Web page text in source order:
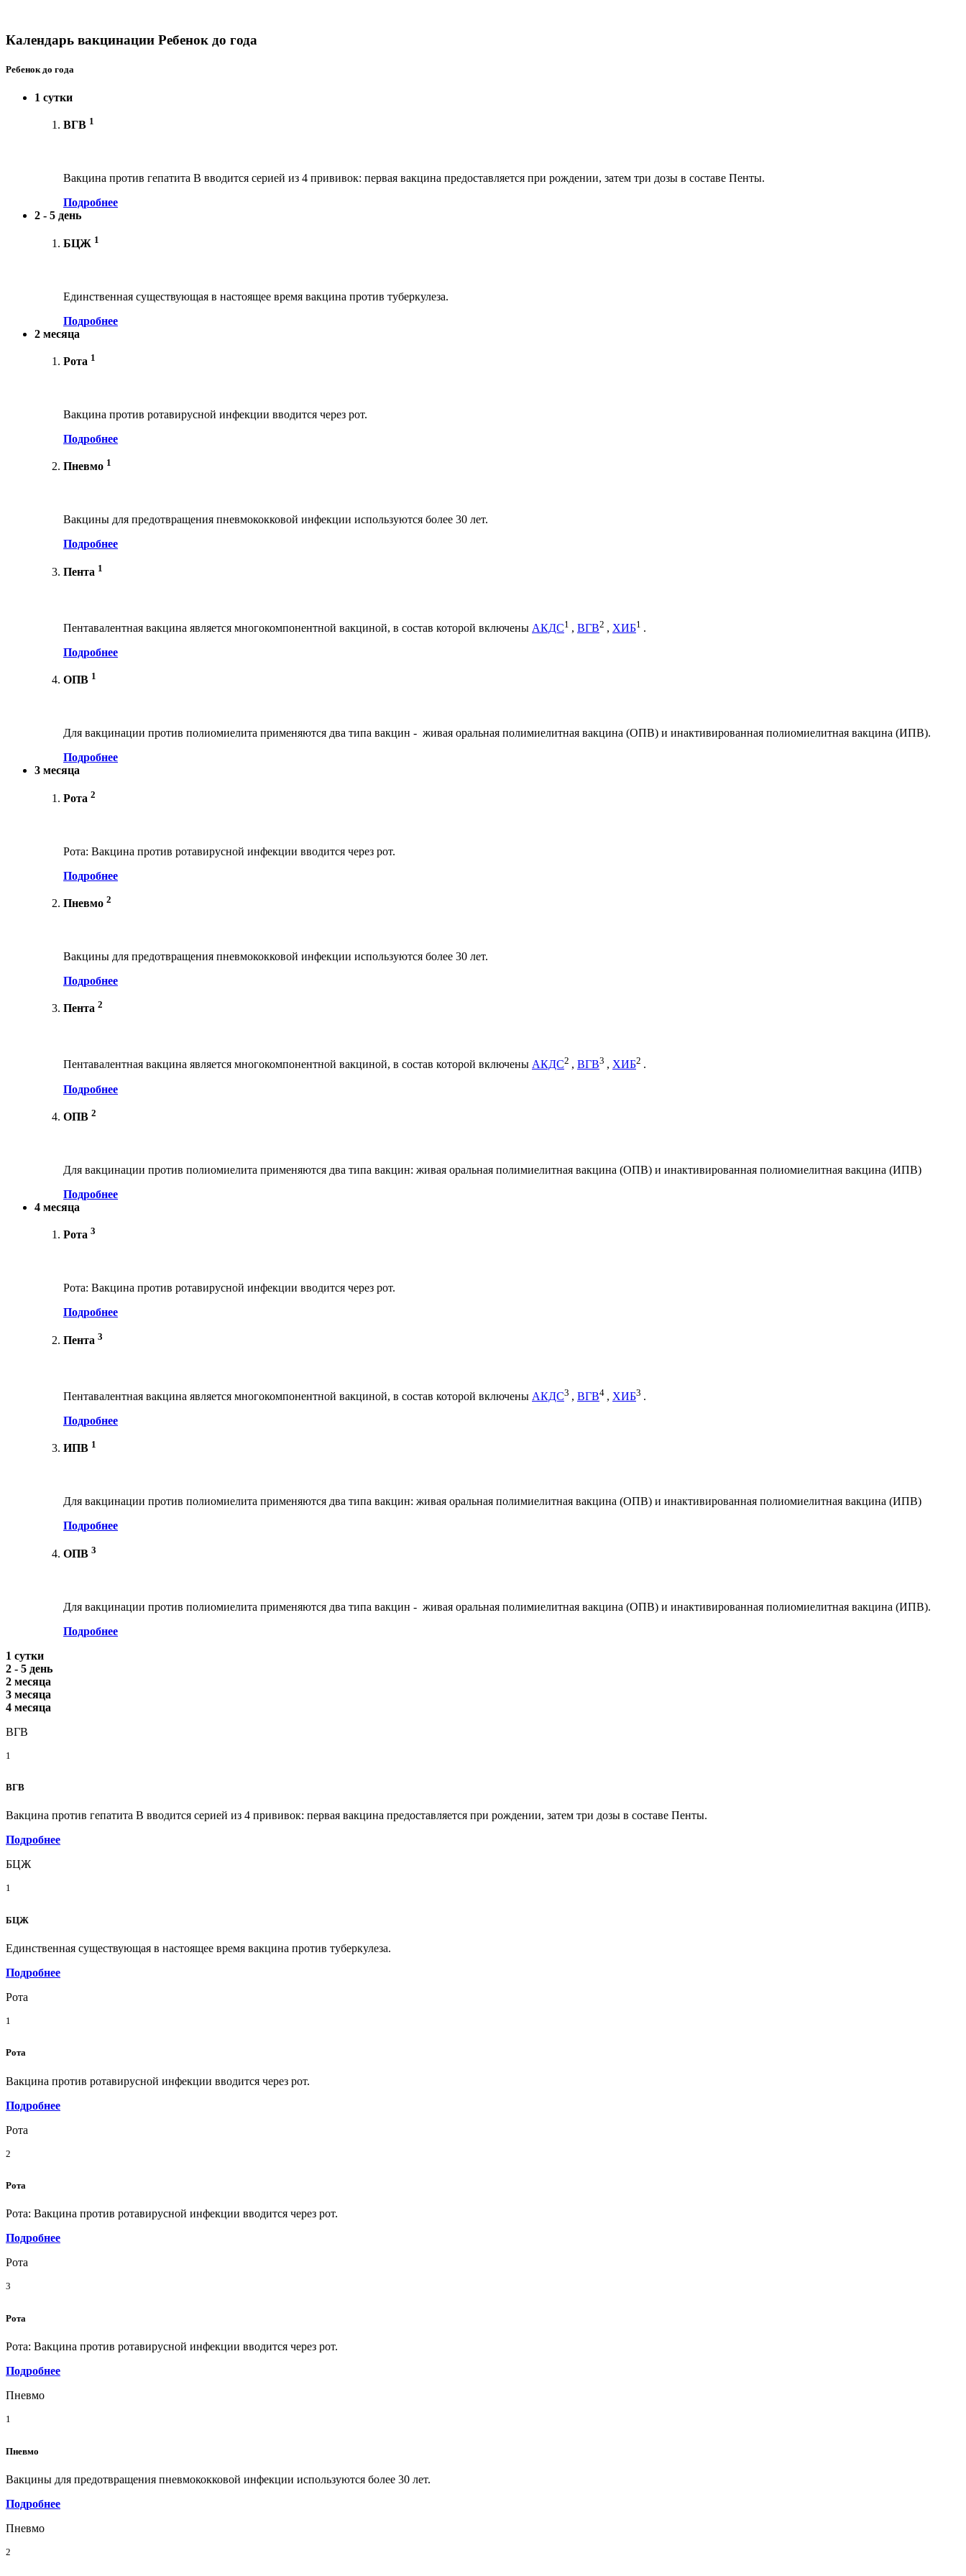
Календарь вакцинации Ребенок до года
Ребенок до года
1 сутки
ВГВ 1
Вакцина против гепатита В вводится серией из 4 прививок: первая вакцина предоставляется при рождении, затем три дозы в составе Пенты.
Подробнее
2 - 5 день
БЦЖ 1
Единственная существующая в настоящее время вакцина против туберкулеза.
Подробнее
2 месяца
Рота 1
Вакцина против ротавирусной инфекции вводится через рот.
Подробнее
Пневмо 1
Вакцины для предотвращения пневмококковой инфекции используются более 30 лет.
Подробнее
Пента 1
Пентавалентная вакцина является многокомпонентной вакциной, в состав которой включены АКДС1 , ВГВ2 , ХИБ1 .
Подробнее
ОПВ 1
Для вакцинации против полиомиелита применяются два типа вакцин - живая оральная полимиелитная вакцина (ОПВ) и инактивированная полиомиелитная вакцина (ИПВ).
Подробнее
3 месяца
Рота 2
Рота: Вакцина против ротавирусной инфекции вводится через рот.
Подробнее
Пневмо 2
Вакцины для предотвращения пневмококковой инфекции используются более 30 лет.
Подробнее
Пента 2
Пентавалентная вакцина является многокомпонентной вакциной, в состав которой включены АКДС2 , ВГВ3 , ХИБ2 .
Подробнее
ОПВ 2
Для вакцинации против полиомиелита применяются два типа вакцин: живая оральная полимиелитная вакцина (ОПВ) и инактивированная полиомиелитная вакцина (ИПВ)
Подробнее
4 месяца
Рота 3
Рота: Вакцина против ротавирусной инфекции вводится через рот.
Подробнее
Пента 3
Пентавалентная вакцина является многокомпонентной вакциной, в состав которой включены АКДС3 , ВГВ4 , ХИБ3 .
Подробнее
ИПВ 1
Для вакцинации против полиомиелита применяются два типа вакцин: живая оральная полимиелитная вакцина (ОПВ) и инактивированная полиомиелитная вакцина (ИПВ)
Подробнее
ОПВ 3
Для вакцинации против полиомиелита применяются два типа вакцин - живая оральная полимиелитная вакцина (ОПВ) и инактивированная полиомиелитная вакцина (ИПВ).
Подробнее
1 сутки
2 - 5 день
2 месяца
3 месяца
4 месяца
ВГВ
1
ВГВ
Вакцина против гепатита В вводится серией из 4 прививок: первая вакцина предоставляется при рождении, затем три дозы в составе Пенты.
Подробнее
БЦЖ
1
БЦЖ
Единственная существующая в настоящее время вакцина против туберкулеза.
Подробнее
Рота
1
Рота
Вакцина против ротавирусной инфекции вводится через рот.
Подробнее
Рота
2
Рота
Рота: Вакцина против ротавирусной инфекции вводится через рот.
Подробнее
Рота
3
Рота
Рота: Вакцина против ротавирусной инфекции вводится через рот.
Подробнее
Пневмо
1
Пневмо
Вакцины для предотвращения пневмококковой инфекции используются более 30 лет.
Подробнее
Пневмо
2